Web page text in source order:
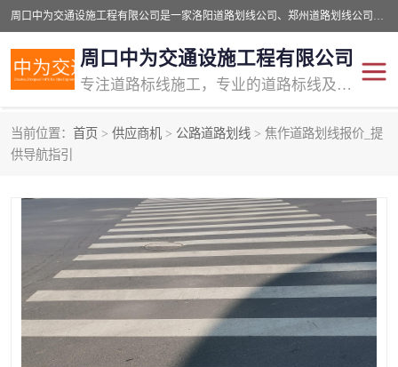
周口中为交通设施工程有限公司是一家洛阳道路划线公司、郑州道路划线公司、平顶山道路车位划线公司、开封车位划线公司、许昌道路车位划线公司、漯河道路车位划线公司，公司始终坚持“诚信、匠心、专注”的宗旨；我们的经营理念是：的服务。
周口中为交通设施工程有限公司
专注道路标线施工，专业的道路标线及交通设施施工服务商!
当前位置： 首页 > 供应商机 > 公路道路划线 > 焦作道路划线报价_提
供导航指引
交通道路标线
道路标线划线 马路标线
道路标线 道路划线